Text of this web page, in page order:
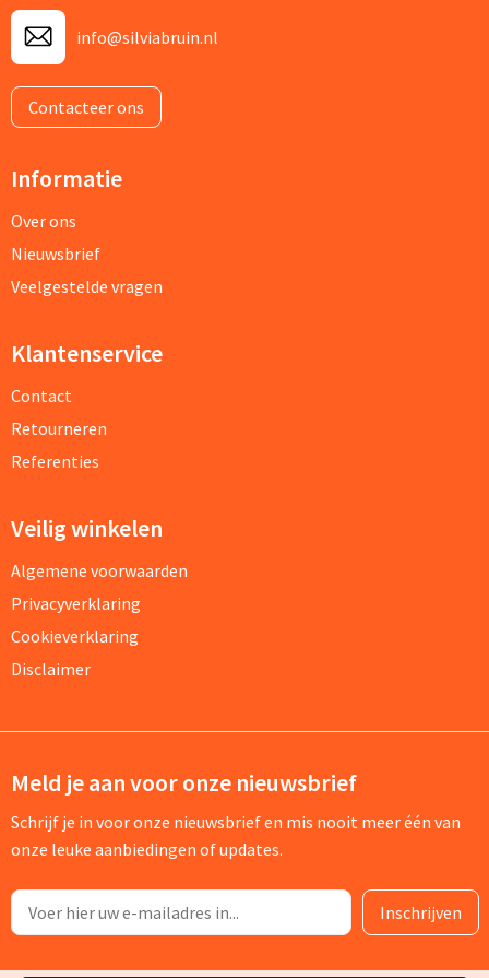
info@silviabruin.nl
Contacteer ons
Informatie
Over ons
Nieuwsbrief
Veelgestelde vragen
Klantenservice
Contact
Retourneren
Referenties
Veilig winkelen
Algemene voorwaarden
Privacyverklaring
Cookieverklaring
Disclaimer
Meld je aan voor onze nieuwsbrief
Schrijf je in voor onze nieuwsbrief en mis nooit meer één van
onze leuke aanbiedingen of updates.